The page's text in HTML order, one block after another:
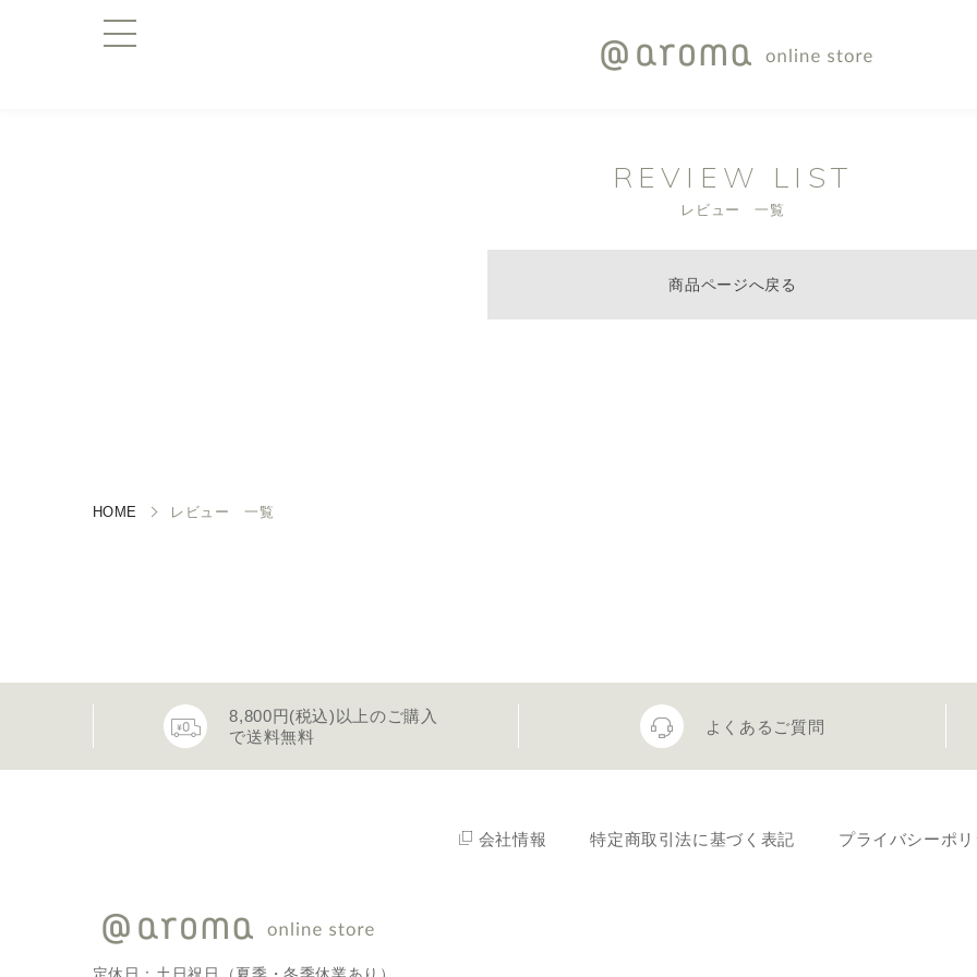
REVIEW LIST
レビュー 一覧
商品ページへ戻る
HOME レビュー 一覧
8,800円(税込)以上のご購入
で送料無料
よくあるご質問
会社情報 特定商取引法に基づく表記 プライバシーポ